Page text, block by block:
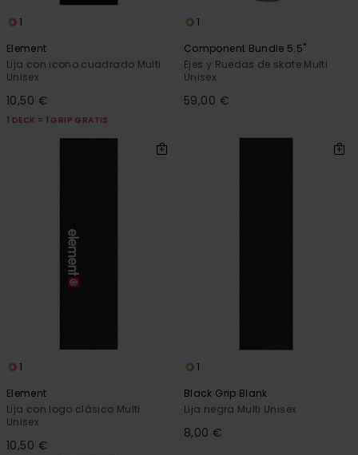
1
Element
Lija con icono cuadrado Multi
Unisex
10,50 €
1 DECK = 1 GRIP GRATIS
1
Component Bundle 5.5"
Ejes y Ruedas de skate Multi
Unisex
59,00 €
1
Element
Lija con logo clásico Multi
Unisex
10,50 €
1
Black Grip Blank
Lija negra Multi Unisex
8,00 €